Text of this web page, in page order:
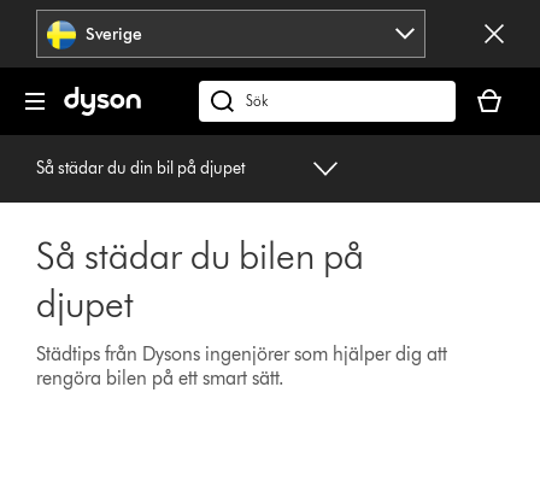
Hoppa
navigering
Sverige
Sök
på
dyson.se
är
tom
Så städar du din bil på djupet
Så städar du bilen på
djupet
Städtips från Dysons ingenjörer som hjälper dig att
rengöra bilen på ett smart sätt.